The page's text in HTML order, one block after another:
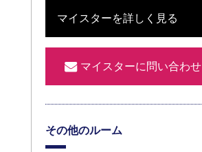
マイスターを詳しく見る
マイスターに問い合わせ
その他のルーム